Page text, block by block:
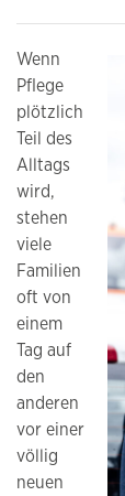
Wenn
Pflege
plötzlich
Teil des
Alltags
wird,
stehen
viele
Familien
oft von
einem
Tag auf
den
anderen
vor einer
völlig
neuen